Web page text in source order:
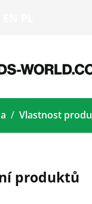
Vlastnost
produktů